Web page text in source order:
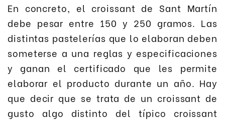
En concreto, el croissant de Sant Martín
debe pesar entre 150 y 250 gramos. Las
distintas pastelerías que lo elaboran deben
someterse a una reglas y especificaciones
y ganan el certificado que les permite
elaborar el producto durante un año. Hay
que decir que se trata de un croissant de
gusto algo distinto del típico croissant